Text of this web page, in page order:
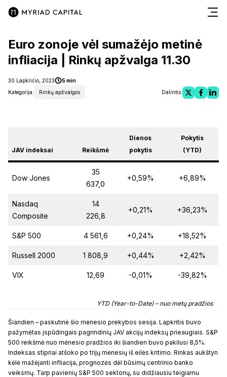
Euro zonoje vėl sumažėjo metinė
infliacija | Rinkų apžvalga 11.30
30 Lapkričio, 2023
5 min
Kategorija:
Rinkų apžvalgos Dalintis:
JAV indeksai Reikšmė
Dienos
pokytis
Pokytis
(YTD)
Dow Jones
35
637,0
+0,59% +6,89%
Nasdaq
Composite
14
226,8
+0,21% +36,23%
S&P 500 4 561,6 +0,24% +18,52%
Russell 2000 1 808,9 +0,44% +2,42%
VIX 12,69 -0,01% -39,82%
YTD (Year-to-Date) – nuo metų pradžios
Šiandien – paskutinė šio mėnesio prekybos sesija. Lapkritis buvo
pažymėtas įspūdingais pagrindinių JAV akcijų indeksų prieaugiais. S&P
500 reikšmė nuo mėnesio pradžios iki šiandien buvo pakilusi 8,5%.
Indeksas stipriai atšoko po trijų mėnesių iš eilės kritimo. Rinkas aukštyn
kėlė mažėjanti infliacija, prognozės dėl būsimų centrinio banko
veiksmų. Tarp pavienių S&P 500 sektorių, su didžiausiu teigiamu